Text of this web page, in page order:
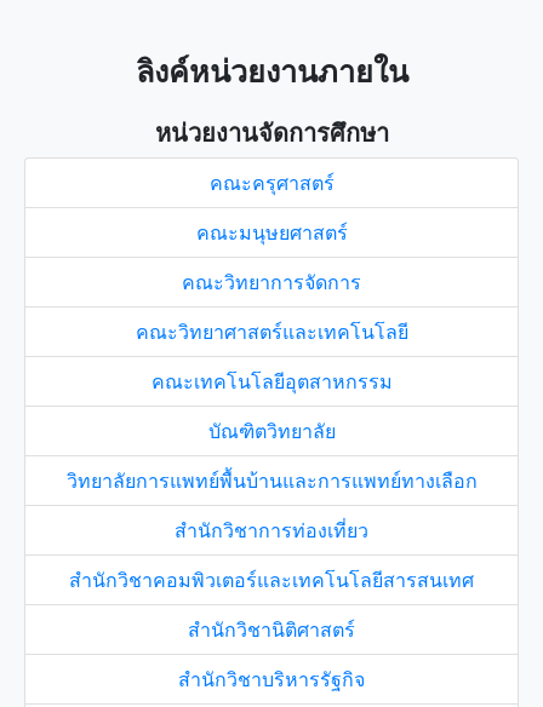
ลิงค์หน่วยงานภายใน
หน่วยงานจัดการศึกษา
คณะครุศาสตร์
คณะมนุษยศาสตร์
คณะวิทยาการจัดการ
คณะวิทยาศาสตร์และเทคโนโลยี
คณะเทคโนโลยีอุตสาหกรรม
บัณฑิตวิทยาลัย
วิทยาลัยการแพทย์พื้นบ้านและการแพทย์ทางเลือก
สำนักวิชาการท่องเที่ยว
สำนักวิชาคอมพิวเตอร์และเทคโนโลยีสารสนเทศ
สำนักวิชานิติศาสตร์
สำนักวิชาบริหารรัฐกิจ